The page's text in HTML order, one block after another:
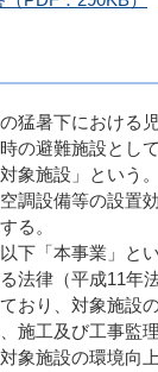
猛暑下における
の避難施設とし
象施設」という
調設備等の設置
る。
下「本事業」と
法律（平成11年
おり、対象施設
施工及び工事監
象施設の環境向